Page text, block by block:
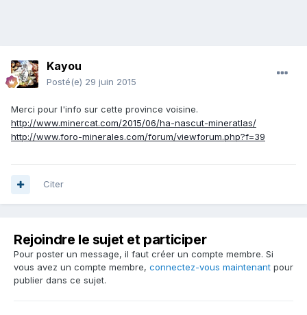
Kayou
Posté(e) 29 juin 2015
Merci pour l'info sur cette province voisine.
http://www.minercat.com/2015/06/ha-nascut-mineratlas/
http://www.foro-minerales.com/forum/viewforum.php?f=39
Citer
Rejoindre le sujet et participer
Pour poster un message, il faut créer un compte membre. Si
vous avez un compte membre, connectez-vous maintenant pour
publier dans ce sujet.